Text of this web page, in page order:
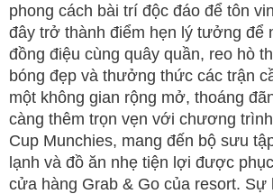
phong cách bài trí độc đáo để tôn
đây trở thành điểm hẹn lý tưởng để
đồng điệu cùng quây quần, reo hò
bóng đẹp và thưởng thức các trận
một không gian rộng mở, thoáng
càng thêm trọn vẹn với chương
Cup Munchies, mang đến bộ sưu
lạnh và đồ ăn nhẹ tiện lợi được
cửa hàng Grab & Go của resort. Sự